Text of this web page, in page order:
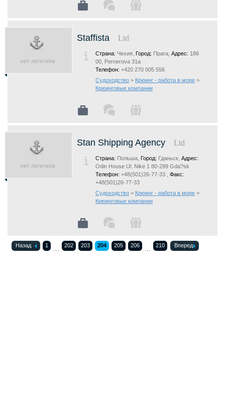
Staffista Ltd
Страна: Чехия, Город: Прага, Адрес: 186
00, Pernerova 31a
Телефон: +420 270 005 556
Судоходство > Крюинг - работа в море >
Крюинговые компании
Stan Shipping Agency Ltd
Страна: Польша, Город: Гданьск, Адрес:
Odin House Ul. Nike 1 80-299 Gda?sk
Телефон: +48(501)26-77-33 , Факс:
+48(501)26-77-33
Судоходство > Крюинг - работа в море >
Крюинговые компании
Назад 1 ... 202 203 204 205 206 ... 210 Вперед